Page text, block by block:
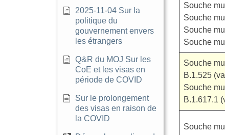
2025-11-04 Sur la
politique du
gouvernement envers
les étrangers
Q&R du MOJ Sur les
CoE et les visas en
période de COVID
Sur le prolongement
des visas en raison de
la COVID
Souche
Souche
Souche
Souche
Souche
B.1.525
Souche
B.1.617.1
Souche